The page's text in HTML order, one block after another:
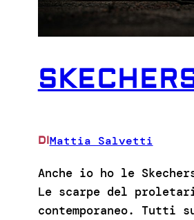
DIMattia Salvetti
Anche io ho le
Le scarpe del
contemporaneo. Tutti